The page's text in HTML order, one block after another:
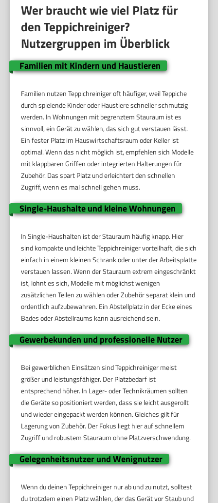
Wer braucht wie viel Platz für
den Teppichreiniger?
Nutzergruppen im Überblick
Familien mit Kindern und Haustieren
Familien nutzen Teppichreiniger oft häufiger, weil Teppiche
durch spielende Kinder oder Haustiere schneller schmutzig
werden. In Wohnungen mit begrenztem Stauraum ist es
sinnvoll, ein Gerät zu wählen, das sich gut verstauen lässt.
Ein fester Platz im Hauswirtschaftsraum oder Keller ist
optimal. Wenn das nicht möglich ist, empfehlen sich Modelle
mit klappbaren Griffen oder integrierten Halterungen für
Zubehör. Das spart Platz und erleichtert den schnellen
Zugriff, wenn es mal schnell gehen muss.
Single-Haushalte und kleine Wohnungen
In Single-Haushalten ist der Stauraum häufig knapp. Hier
sind kompakte und leichte Teppichreiniger vorteilhaft, die sich
einfach in einem kleinen Schrank oder unter der Arbeitsplatte
verstauen lassen. Wenn der Stauraum extrem eingeschränkt
ist, lohnt es sich, Modelle mit möglichst wenigen
zusätzlichen Teilen zu wählen oder Zubehör separat klein und
ordentlich aufzubewahren. Ein Abstellplatz in der Ecke eines
Bades oder Abstellraums kann ausreichend sein.
Gewerbekunden und professionelle Nutzer
Bei gewerblichen Einsätzen sind Teppichreiniger meist
größer und leistungsfähiger. Der Platzbedarf ist
entsprechend höher. In Lager- oder Technikräumen sollten
die Geräte so positioniert werden, dass sie leicht ausgerollt
und wieder eingepackt werden können. Gleiches gilt für
Lagerung von Zubehör. Der Fokus liegt hier auf schnellem
Zugriff und robustem Stauraum ohne Platzverschwendung.
Gelegenheitsnutzer und Wenignutzer
Wenn du deinen Teppichreiniger nur ab und zu nutzt, solltest
du trotzdem einen Platz wählen, der das Gerät vor Staub und